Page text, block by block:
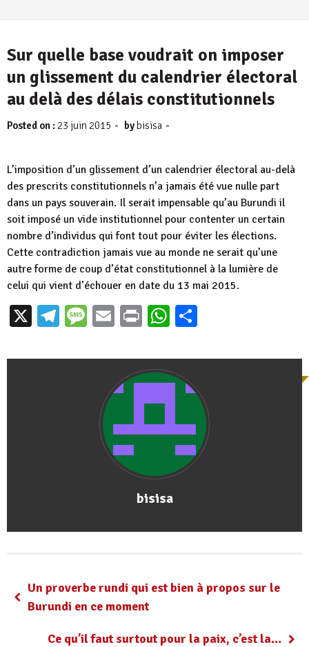
Sur quelle base voudrait on imposer
un glissement du calendrier électoral
au delà des délais constitutionnels
Posted on : 23 juin 2015 - by bisisa -
L’imposition d’un glissement d’un calendrier électoral au-delà
des prescrits constitutionnels n’a jamais été vue nulle part
dans un pays souverain. Il serait impensable qu’au Burundi il
soit imposé un vide institutionnel pour contenter un certain
nombre d’individus qui font tout pour éviter les élections.
Cette contradiction jamais vue au monde ne serait qu’une
autre forme de coup d’état constitutionnel à la lumière de
celui qui vient d’échouer en date du 13 mai 2015.
X Telegram
Message
EmailPrintWhatsApp
bisisa
Un proverbe rundi qui est bien à propos sur le
Burundi en ce moment
Ce qu’il faut surtout pour la paix, c’est la…